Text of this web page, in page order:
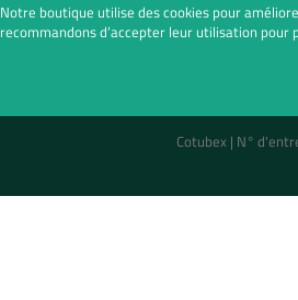
Notre boutique utilise des cookies pour
recommandons d’accepter leur utilisation
Cotubex | N°